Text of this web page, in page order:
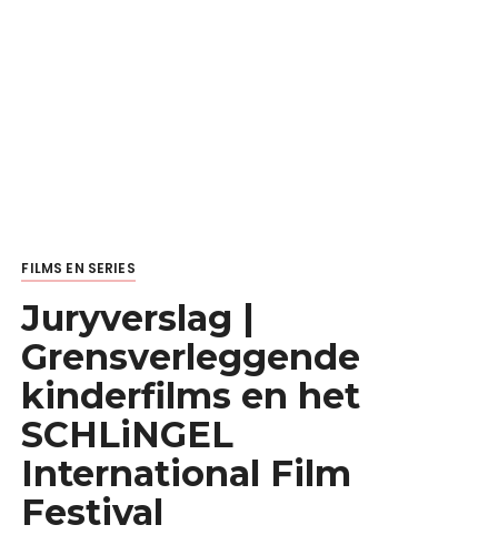
FILMS EN SERIES
Juryverslag |
Grensverleggende
kinderfilms en het
SCHLiNGEL
International Film
Festival